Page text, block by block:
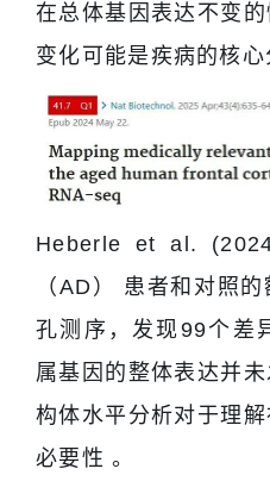
在总体基因表达不变
变化可能是疾病的核心
Heberle et al.
（AD） 患者和对照
孔测序，发现99个差
属基因的整体表达并
构体水平分析对于理
必要性 。